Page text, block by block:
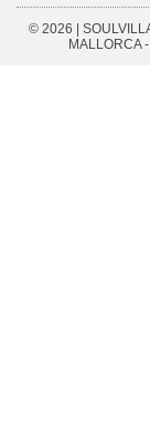
© 2026 |
MALLORCA